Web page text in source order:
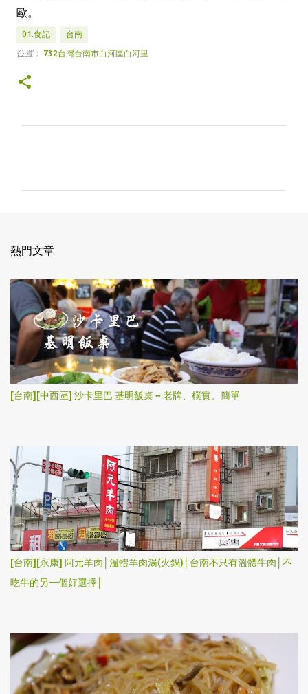
歐。
01.食記 台南
位置： 732台灣台南市白河區白河里
熱門文章
[台南][中西區] 沙卡里巴 基明飯桌 ~ 老牌、樸實、簡單
[台南][永康] 阿元羊肉│溫體羊肉湯(火鍋)│台南不只有溫體牛肉│不
吃牛的另一個好選擇│